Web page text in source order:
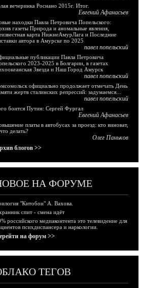
вечеринка Роснано 2015г. Итог.
Евгений Афанасьев
находки Павла Петровича Попельского:
газеты Природа и аномальные явления,
карта НижнеАмурЛага и Последние
автора в Амурске по 2025
павел попельский
публикации Павла Петровича
2023-2025 в Болгарии, в газетах
Звезда и Наш Город Амурск
павел попельский
официально продолжает отмечать День
жертв сталинских репрессий: задумаемся...
павел попельский
боится Путин: Сергей Фургал
Евгений Афанасьев
платы в автобусах за проезд: кто виноват,
делать?
Олег Паньков
блогов >>
НА ФОРУМЕ
"Китобои" А. Вахова.
спит - смена идёт
российского медиаконтента это телевидение для
психдиспансера и наркологии.
на форум >>
ТЕГОВ